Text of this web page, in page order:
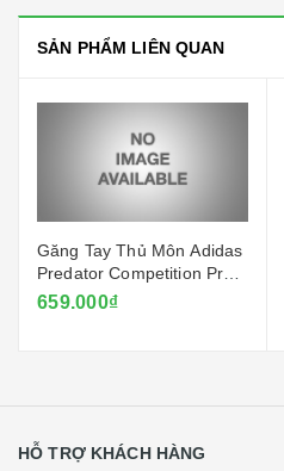
SẢN PHẨM LIÊN QUAN
Găng Tay Thủ Môn Adidas
Predator Competition Pro -
Đỏ Ruby
659.000₫
HỖ TRỢ KHÁCH HÀNG